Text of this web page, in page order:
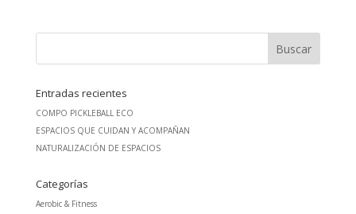
Entradas recientes
COMPO PICKLEBALL ECO
ESPACIOS QUE CUIDAN Y ACOMPAÑAN
NATURALIZACIÓN DE ESPACIOS
Categorías
Aerobic & Fitness